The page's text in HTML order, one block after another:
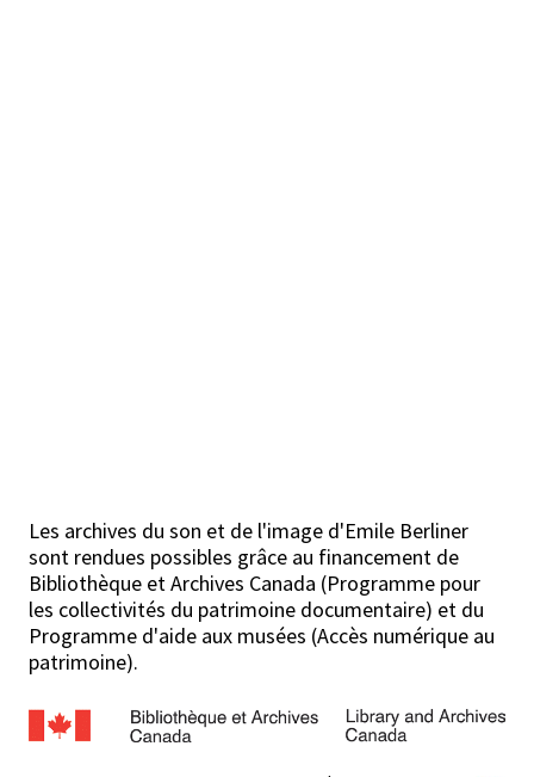
Les archives du son et de l'image d'Emile Berliner
sont rendues possibles grâce au financement de
Bibliothèque et Archives Canada (Programme pour
les collectivités du patrimoine documentaire) et du
Programme d'aide aux musées (Accès numérique au
patrimoine).